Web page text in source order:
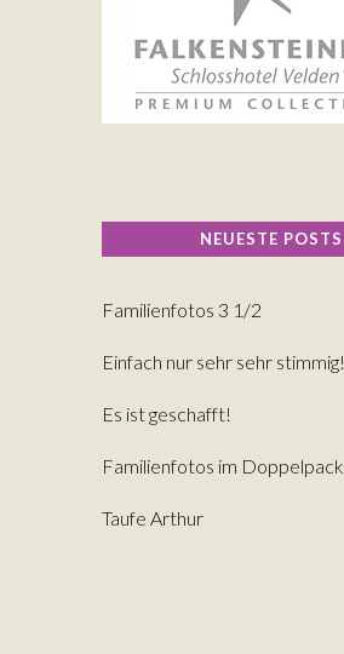
NEUESTE POSTS
Familienfotos 3 1/2
Einfach nur sehr sehr stimmig!
Es ist geschafft!
Familienfotos im Doppelpack
Taufe Arthur